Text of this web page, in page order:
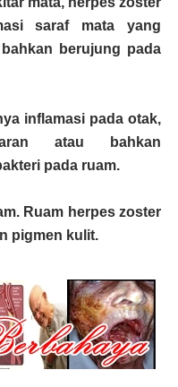
saraf mata yang
berujung pada
inflamasi pada otak,
atau bahkan
pada ruam.
Ruam herpes zoster
pigmen kulit.